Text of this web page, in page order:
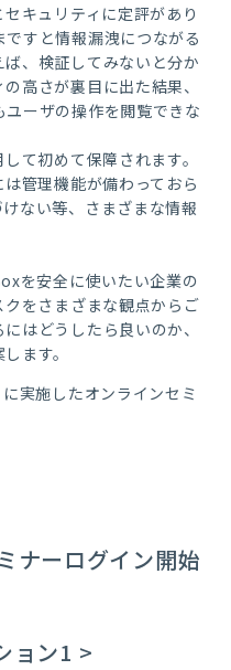
キュリティに定評があり
すと情報漏洩につながる
、検証してみないと分か
高さが裏目に出た結果、
ーザの操作を閲覧できな
て初めて保障されます。
管理機能が備わっておら
ない等、さまざまな情報
を安全に使いたい企業の
をさまざまな観点からご
はどうしたら良いのか、
ます。
実施したオンラインセミ
ナーログイン開始
ョン1 >